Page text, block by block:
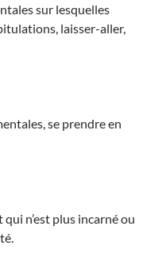
sur lesquelles
laisser-aller,
se prendre en
qui n’est plus incarné ou